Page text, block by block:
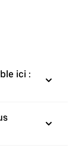
ici :